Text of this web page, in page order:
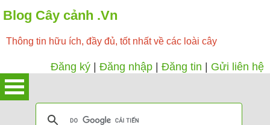
Blog Cây cảnh .Vn
Thông tin hữu ích, đầy đủ, tốt nhất về các loài cây
Đăng ký Đăng nhập Đăng tin Gửi liên hệ